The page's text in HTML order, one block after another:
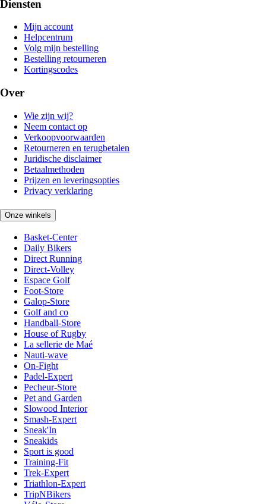
Diensten
Mijn account
Helpcentrum
Volg mijn bestelling
Bestelling retourneren
Kortingscodes
Over
Wie zijn wij?
Neem contact op
Verkoopvoorwaarden
Retourneren en terugbetalen
Juridische disclaimer
Betaalmethoden
Prijzen en leveringsopties
Privacy verklaring
Onze winkels
Basket-Center
Daily Bikers
Direct Running
Direct-Volley
Espace Golf
Foot-Store
Galop-Store
Golf and co
Handball-Store
House of Rugby
La sellerie de Maé
Nauti-wave
On-Fight
Padel-Expert
Pecheur-Store
Pet and Garden
Slowood Interior
Smash-Expert
Sneak'In
Sneakids
Sport is good
Training-Fit
Trek-Expert
Triathlon-Expert
TripNBikers